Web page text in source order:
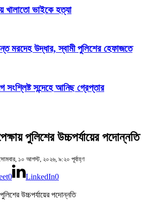
খালাতো ভাইকে হত্যা
মরদেহ উদ্ধার, স্বামী পুলিশের হেফাজতে
সংশ্লিষ্ট সন্দেহে আনিছ গ্রেপ্তার
পুলিশের উচ্চপর্যায়ের পদোন্নতি
১০ আগস্ট, ২০২৬, ৯:২০ পূর্বাহ্ণ
0 LinkedIn0